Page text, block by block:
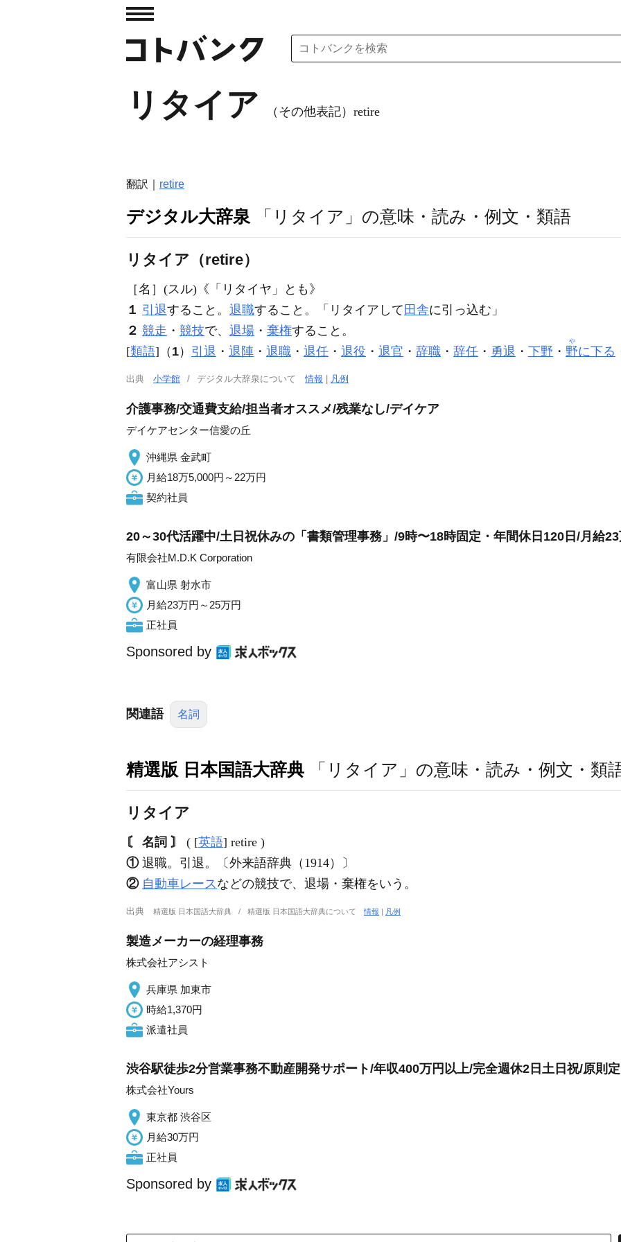
リタイア （その他表記）retire
翻訳｜ retire
デジタル大辞泉 「リタイア」の意味・読み・例文・類語
リタイア（retire）
［名］ (スル) 《「リタイヤ」とも》
１ 引退すること。 退職すること。「 リタイア して 田舎に引っ込む」
２ 競走 ・ 競技で、 退場 ・ 棄権すること。
[類語]（ 1） 引退 ・ 退陣 ・ 退職 ・ 退任 ・ 退役 ・ 退官 ・ 辞職 ・ 辞任 ・ 勇退 ・ 下野 ・ 野
や
に下る
出典 小学館 デジタル大辞泉について情報 凡例
介護事務/交通費支給/担当者オススメ/残業なし/デイケア
デイケアセンター信愛の丘
沖縄県 金武町
月給18万5,000円～22万円
契約社員
20～30代活躍中/土日祝休みの「書類管理事務」/9時〜18時固定・年間休日120日/月給
有限会社M.D.K Corporation
富山県 射水市
月給23万円～25万円
正社員
Sponsored by
関連語 名詞
精選版 日本国語大辞典 「リタイア」の意味・読み・例文・類
リタイア
〘 名詞 〙 ( [英語] retire )
①退職。引退。〔外来語辞典（1914）〕
② 自動車レースなどの競技で、退場・棄権をいう。
出典 精選版 日本国語大辞典 精選版 日本国語大辞典について情報 | 凡例
製造メーカーの経理事務
株式会社アシスト
兵庫県 加東市
時給1,370円
派遣社員
渋谷駅徒歩2分営業事務不動産開発サポート/年収400万円以上/完全週休2日土日祝/原則
株式会社Yours
東京都 渋谷区
月給30万円
正社員
Sponsored by